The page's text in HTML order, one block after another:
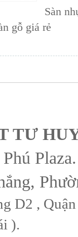
Sàn
gỗ giá rẻ
TƯ
Plaza.
D2 ,
).